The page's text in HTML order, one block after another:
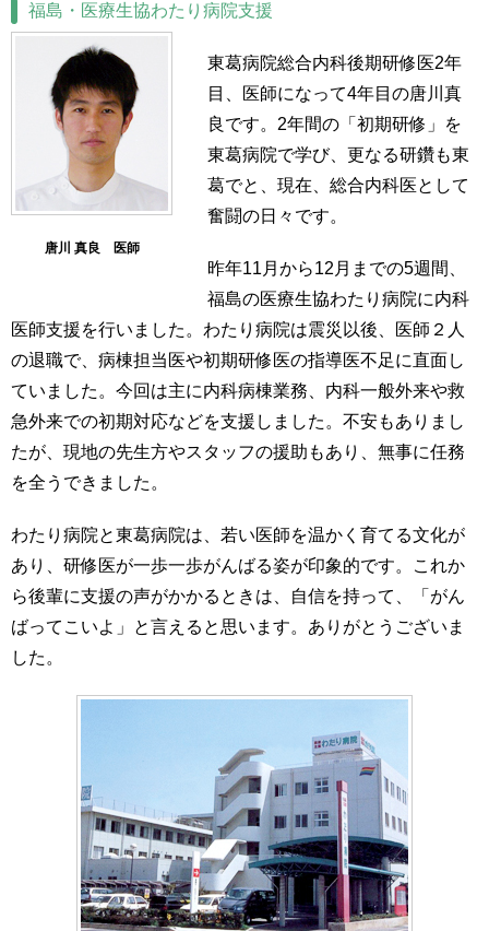
福島・医療生協わたり病院支援
唐川 真良 医師
東葛病院総合内科後期研修医2年
目、医師になって4年目の唐川真
良です。2年間の「初期研修」を
東葛病院で学び、更なる研鑽も東
葛でと、現在、総合内科医として
奮闘の日々です。
昨年11月から12月までの5週間、
福島の医療生協わたり病院に内科
医師支援を行いました。わたり病院は震災以後、医師２人
の退職で、病棟担当医や初期研修医の指導医不足に直面し
ていました。今回は主に内科病棟業務、内科一般外来や救
急外来での初期対応などを支援しました。不安もありまし
たが、現地の先生方やスタッフの援助もあり、無事に任務
を全うできました。
わたり病院と東葛病院は、若い医師を温かく育てる文化が
あり、研修医が一歩一歩がんばる姿が印象的です。これか
ら後輩に支援の声がかかるときは、自信を持って、「がん
ばってこいよ」と言えると思います。ありがとうございま
した。